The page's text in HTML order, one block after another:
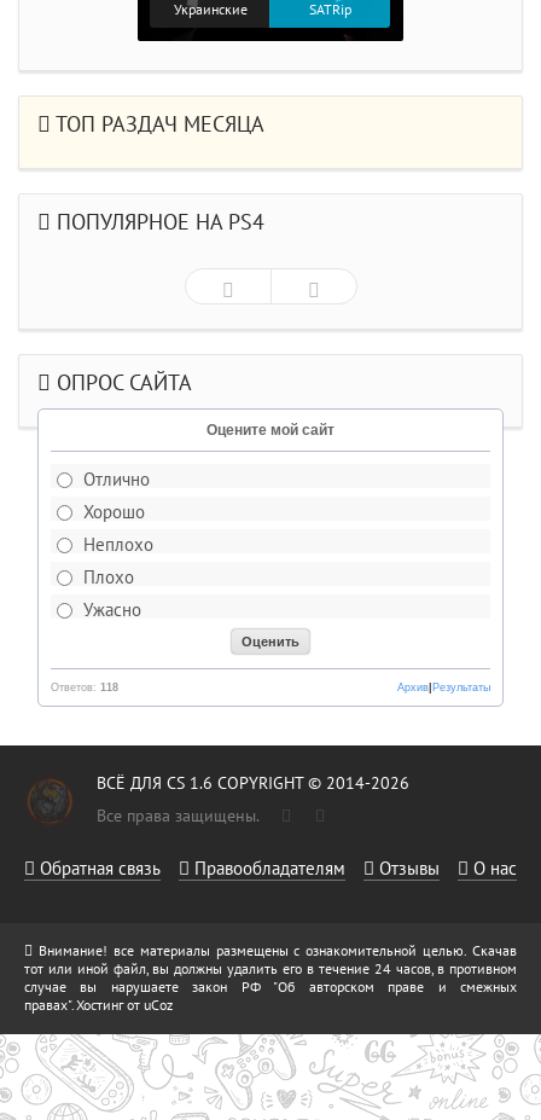
Украинские SATRip
ТОП РАЗДАЧ МЕСЯЦА
ПОПУЛЯРНОЕ НА PS4
ОПРОС САЙТА
Оцените мой сайт
Отлично
Хорошо
Неплохо
Плохо
Ужасно
Ответов: 118 Результаты
Архив
ВСЁ ДЛЯ CS 1.6 COPYRIGHT © 2014-2026
Все права защищены.
Обратная связь Правообладателям Отзывы О нас
Внимание! все материалы размещены с ознакомительной целью. Скачав
тот или иной файл, вы должны удалить его в течение 24 часов, в противном
случае вы нарушаете закон РФ "Об авторском праве и смежных
правах".Хостинг от uCoz